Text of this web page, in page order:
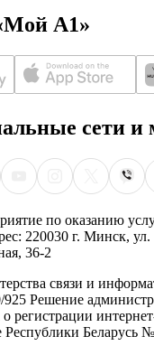
А1»
сети и
по оказанию
220030 г. Минск, ул.
36-2
связи и
Решение
регистрации
Республики Беларусь